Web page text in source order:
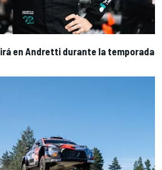
en Andretti durante la temporada